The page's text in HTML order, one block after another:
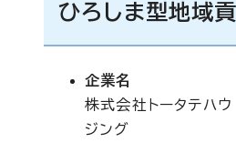
ひろしま型地域
企業名
株式会社トータテハウ
ジング